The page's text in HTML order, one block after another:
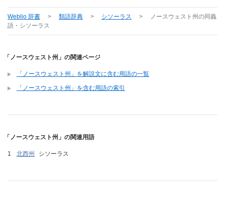
Weblio 辞書 > 類語辞典 > シソーラス > ノースウェスト州 の同義
語・シソーラス
「ノースウェスト州」の関連ページ
「ノースウェスト州」を解説文に含む用語の一覧
「ノースウェスト州」を含む用語の索引
「ノースウェスト州」の関連用語
北西州 シソーラス